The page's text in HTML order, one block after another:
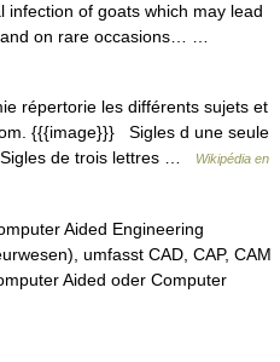
infection of goats which may lead
and on rare occasions… …
répertorie les différents sujets et
{{{image}}} Sigles d une seule
de trois lettres …
Wikipédia en
Aided Engineering
umfasst CAD, CAP, CAM
Aided oder Computer